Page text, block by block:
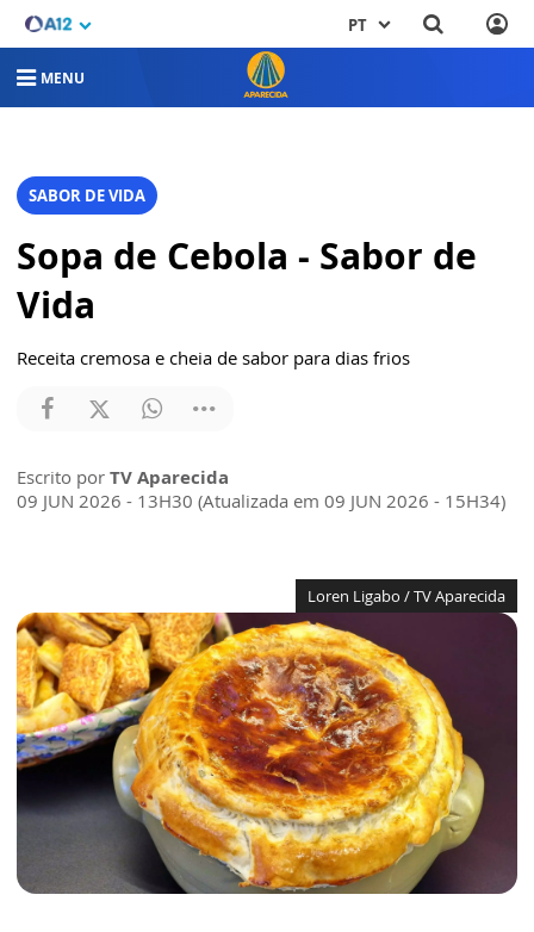
PT
MENU
SABOR DE VIDA
Sopa de Cebola - Sabor de
Vida
Receita cremosa e cheia de sabor para dias frios
Escrito por TV Aparecida
09 JUN 2026 - 13H30 (Atualizada em 09 JUN 2026 - 15H34)
Loren Ligabo / TV Aparecida